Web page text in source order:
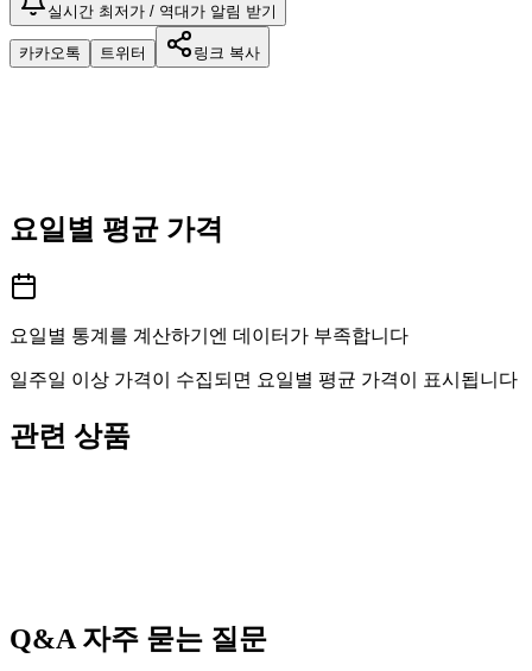
실시간 최저가 / 역대가 알림 받기
카카오톡 트위터 링크 복사
요일별 평균 가격
요일별 통계를 계산하기엔 데이터가 부족합니다
일주일 이상 가격이 수집되면 요일별 평균 가격이 표시됩니다
관련 상품
Q&A자주 묻는 질문